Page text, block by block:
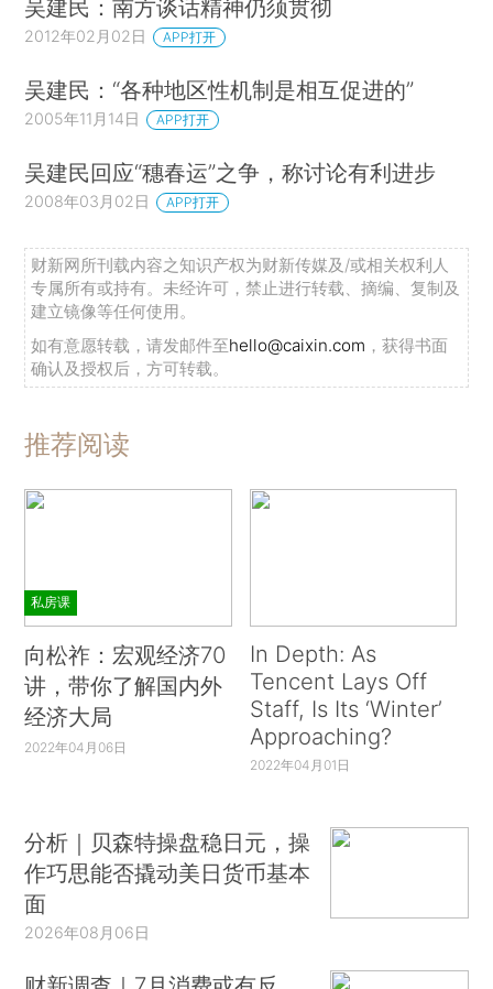
吴建民：南方谈话精神仍须贯彻
2012年02月02日 APP打开
吴建民：“各种地区性机制是相互促进的”
2005年11月14日 APP打开
吴建民回应“穗春运”之争，称讨论有利进步
2008年03月02日 APP打开
财新网所刊载内容之知识产权为财新传媒及/或相关权利人
专属所有或持有。未经许可，禁止进行转载、摘编、复制及
建立镜像等任何使用。
如有意愿转载，请发邮件至hello@caixin.com ，获得书面
确认及授权后，方可转载。
推荐阅读
私房课
向松祚：宏观经济70
讲，带你了解国内外
经济大局
2022年04月06日
In Depth: As
Tencent Lays Off
Staff, Is Its ‘Winter’
Approaching?
2022年04月01日
分析｜贝森特操盘稳日元，操
作巧思能否撬动美日货币基本
面
2026年08月06日